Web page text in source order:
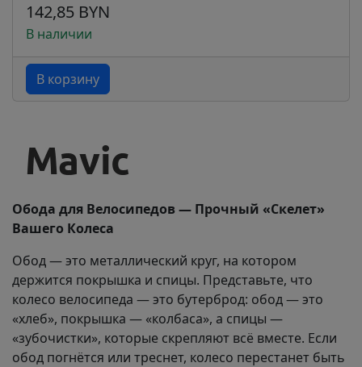
142,85 BYN
В наличии
В корзину
Обода для Велосипедов — Прочный «Скелет»
Вашего Колеса
Обод — это металлический круг, на котором
держится покрышка и спицы. Представьте, что
колесо велосипеда — это бутерброд: обод — это
«хлеб», покрышка — «колбаса», а спицы —
«зубочистки», которые скрепляют всё вместе. Если
обод погнётся или треснет, колесо перестанет быть